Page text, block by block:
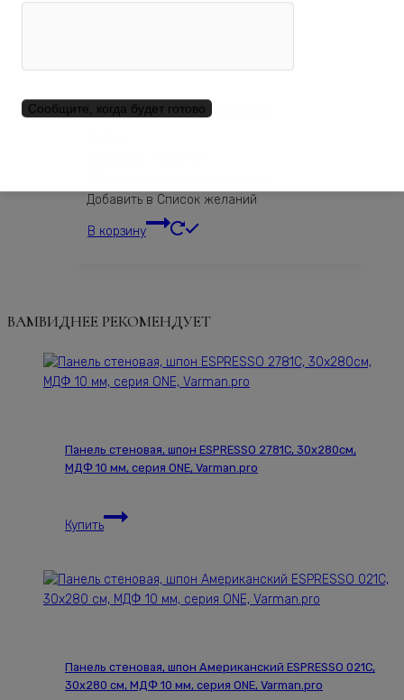
BRIEF HISTORY OF FRANCE
Добавить в Список желаний
В корзину
ВАМВИДНЕЕ РЕКОМЕНДУЕТ
Панель стеновая, шпон ESPRESSO 2781С, 30х280см,
МДФ 10 мм, серия ONE, Varman.pro
Купить
Панель
стеновая,
2781С,
мм,
серия
Панель стеновая, шпон Американский ESPRESSO 021С,
30х280 см, МДФ 10 мм, серия ONE, Varman.pro
Сообщите, когда будет готово